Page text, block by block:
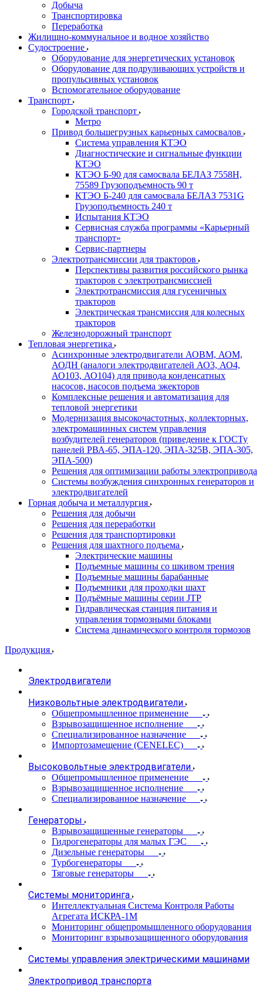
Добыча
Транспортировка
Переработка
Жилищно-коммунальное и водное хозяйство
Судостроение
Оборудование для энергетических установок
Оборудование для подруливающих устройств и
пропульсивных установок
Вспомогательное оборудование
Транспорт
Городской транспорт
Метро
Привод большегрузных карьерных самосвалов
Система управления КТЭО
Диагностические и сигнальные функции
КТЭО
КТЭО Б-90 для самосвала БЕЛАЗ 7558H,
75589 Грузоподъемность 90 т
КТЭО Б-240 для самосвала БЕЛАЗ 7531G
Грузоподъемность 240 т
Испытания КТЭО
Сервисная служба программы «Карьерный
транспорт»
Сервис-партнеры
Электротрансмиссии для тракторов
Перспективы развития российского рынка
тракторов с электротрансмиссией
Электротрансмиссия для гусеничных
тракторов
Электрическая трансмиссия для колесных
тракторов
Железнодорожный транспорт
Тепловая энергетика
Асинхронные электродвигатели АОВМ, АОМ,
АОДН (аналоги электродвигателей АО3, АО4,
АО103, АО104) для привода конденсатных
насосов, насосов подъема эжекторов
Комплексные решения и автоматизация для
тепловой энергетики
Модернизация высокочастотных, коллекторных,
электромашинных систем управления
возбудителей генераторов (приведение к ГОСТу
панелей РВА-65, ЭПА-120, ЭПА-325В, ЭПА-305,
ЭПА-500)
Решения для оптимизации работы электропривода
Системы возбуждения синхронных генераторов и
электродвигателей
Горная добыча и металлургия
Решения для добычи
Решения для переработки
Решения для транспортировки
Решения для шахтного подъема
Электрические машины
Подъемные машины со шкивом трения
Подъемные машины барабанные
Подъемники для проходки шахт
Подъёмные машины серии JTP
Гидравлическая станция питания и
управления тормозными блоками
Система динамического контроля тормозов
Продукция
Электродвигатели
Низковольтные электродвигатели
Общепромышленное применение
Взрывозащищенное исполнение
Специализированное назначение
Импортозамещение (CENELEC)
Высоковольтные электродвигатели
Общепромышленное применение
Взрывозащищенное исполнение
Специализированное назначение
Генераторы
Взрывозащищенные генераторы
Гидрогенераторы для малых ГЭС
Дизельные генераторы
Турбогенераторы
Тяговые генераторы
Системы мониторинга
Интеллектуальная Система Контроля Работы
Агрегата ИСКРА-1М
Мониторинг общепромышленного оборудования
Мониторинг взрывозащищенного оборудования
Системы управления электрическими машинами
Электропривод транспорта